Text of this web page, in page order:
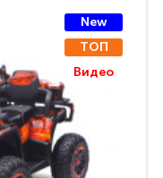
New
ТОП
Видео